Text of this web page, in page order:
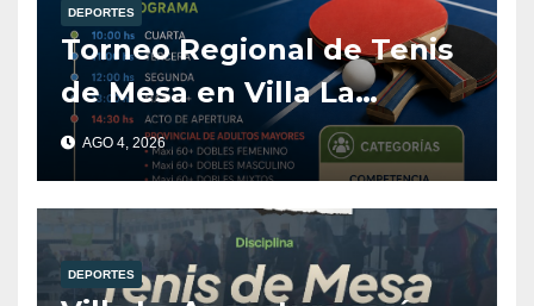
DEPORTES
Torneo Regional de Tenis
de Mesa en Villa La
Angostura
AGO 4, 2026
DEPORTES